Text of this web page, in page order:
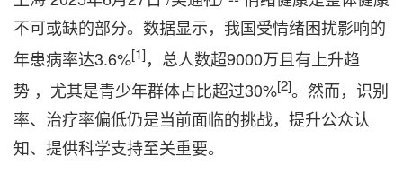
不可或缺的部分。数据显示，我国受情绪困扰影响的
年患病率达3.6%[1]，总人数超9000万且有上升趋
势 ，尤其是青少年群体占比超过30%[2]。然而，识别
率、治疗率偏低仍是当前面临的挑战，提升公众认
知、提供科学支持至关重要。